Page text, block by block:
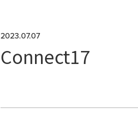
2023.07.07
Connect17